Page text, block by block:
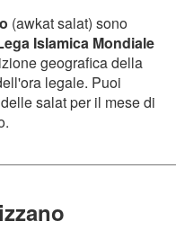
(awkat salat) sono
Islamica Mondiale
geografica della
legale. Puoi
salat per il mese di